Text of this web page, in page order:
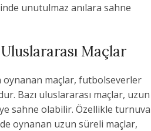
unutulmaz anılara sahne
Maçlar
oynanan maçlar, futbolseverler
Bazı uluslararası maçlar, uzun
sahne olabilir. Özellikle turnuva
oynanan uzun süreli maçlar,